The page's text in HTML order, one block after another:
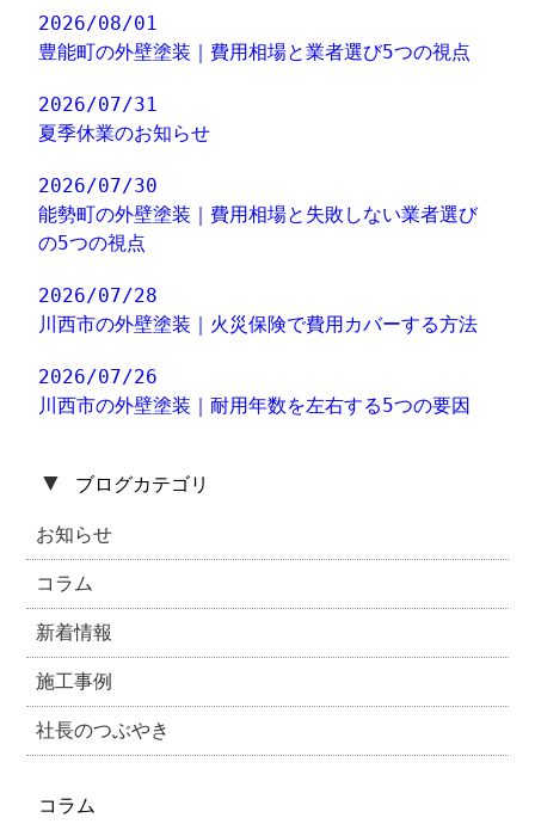
2026/08/01
豊能町の外壁塗装｜費用相場と業者選び5つの視点
2026/07/31
夏季休業のお知らせ
2026/07/30
能勢町の外壁塗装｜費用相場と失敗しない業者選び
の5つの視点
2026/07/28
川西市の外壁塗装｜火災保険で費用カバーする方法
2026/07/26
川西市の外壁塗装｜耐用年数を左右する5つの要因
▼ ブログカテゴリ
お知らせ
コラム
新着情報
施工事例
社長のつぶやき
コラム